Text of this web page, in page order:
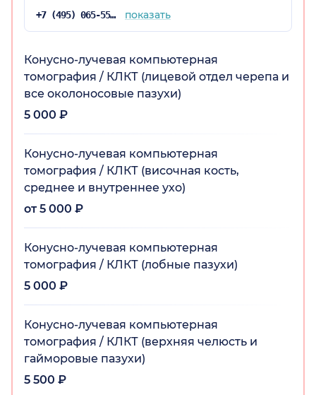
+7 (495) 065-55-21 показать
Конусно-лучевая компьютерная
томография / КЛКТ (лицевой отдел черепа и
все околоносовые пазухи)
5 000 ₽
Конусно-лучевая компьютерная
томография / КЛКТ (височная кость,
среднее и внутреннее ухо)
от 5 000 ₽
Конусно-лучевая компьютерная
томография / КЛКТ (лобные пазухи)
5 000 ₽
Конусно-лучевая компьютерная
томография / КЛКТ (верхняя челюсть и
гайморовые пазухи)
5 500 ₽